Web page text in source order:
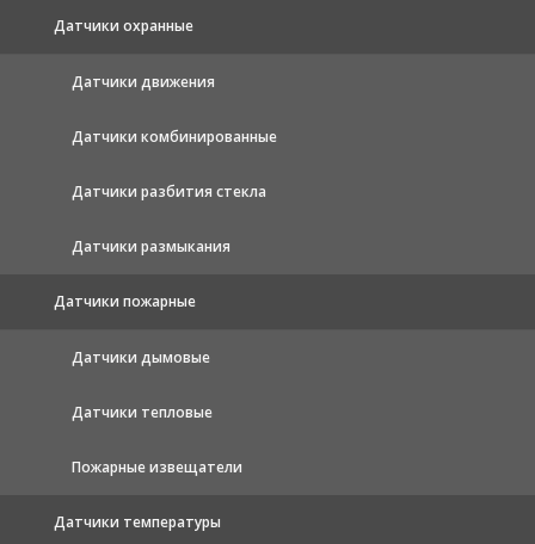
Датчики охранные
Датчики движения
Датчики комбинированные
Датчики разбития стекла
Датчики размыкания
Датчики пожарные
Датчики дымовые
Датчики тепловые
Пожарные извещатели
Датчики температуры